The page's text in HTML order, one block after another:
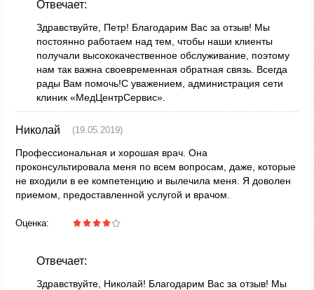
Отвечает:
Здравствуйте, Петр! Благодарим Вас за отзыв! Мы
постоянно работаем над тем, чтобы наши клиенты
получали высококачественное обслуживание, поэтому
нам так важна своевременная обратная связь. Всегда
рады Вам помочь!С уважением, администрация сети
клиник «МедЦентрСервис».
Николай (19.05.2019)
Профессиональная и хорошая врач. Она
проконсультировала меня по всем вопросам, даже, которые
не входили в ее компетенцию и вылечила меня. Я доволен
приемом, предоставленной услугой и врачом.
Оценка:
Отвечает:
Здравствуйте, Николай! Благодарим Вас за отзыв! Мы